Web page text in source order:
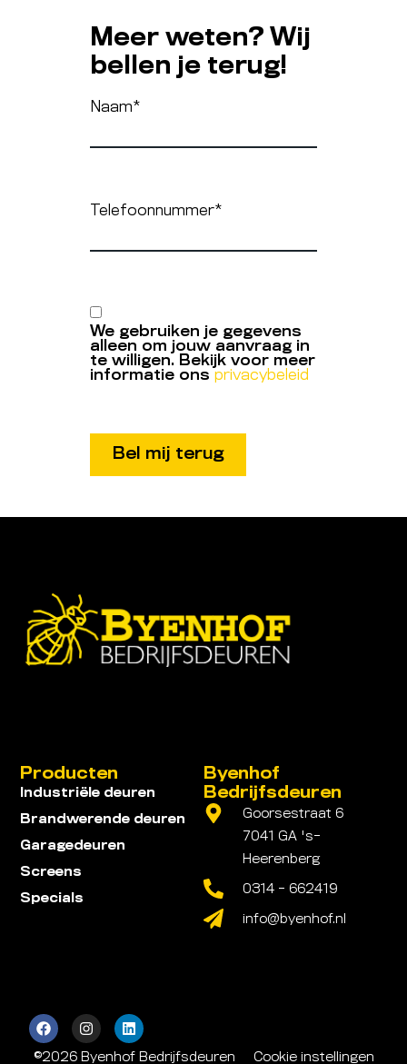
Meer weten? Wij
bellen je terug!
Naam*
Telefoonnummer*
We gebruiken je gegevens
alleen om jouw aanvraag in
te willigen. Bekijk voor meer
informatie ons privacybeleid
Byenhof
Bedrijfsdeuren
Goorsestraat 6
7041 GA 's-
Heerenberg
0314 - 662419
info@byenhof.nl
Producten
Industriële deuren
Brandwerende deuren
Garagedeuren
Screens
Specials
©2026 Byenhof Bedrijfsdeuren Cookie instellingen